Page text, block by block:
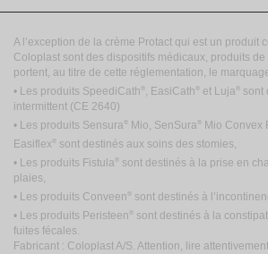
A l’exception de la crème Protact qui est un produit
Coloplast sont des dispositifs médicaux, produits
portent, au titre de cette réglementation, le
• Les produits SpeediCath ® , EasiCath ® et Luja ®
sont
intermittent (CE 2640)
• Les produits Sensura ® Mio, SenSura ® Mio Convex
Easiflex ®
sont destinés aux soins des stomies,
• Les produits Fistula ®
sont destinés à la prise en
plaies,
• Les produits Conveen ®
sont destinés à
• Les produits Peristeen ®
sont destinés à la
fuites fécales.
Fabricant : Coloplast A/S. Attention, lire